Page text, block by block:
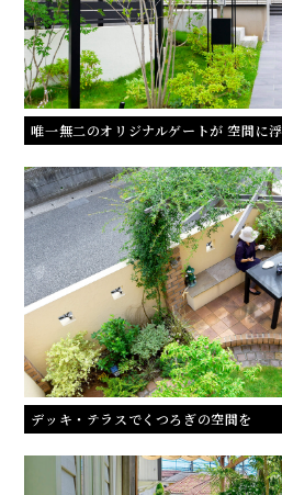
唯一無二のオリジナルゲートが 空間に
デッキ・テラスでくつろぎの空間を